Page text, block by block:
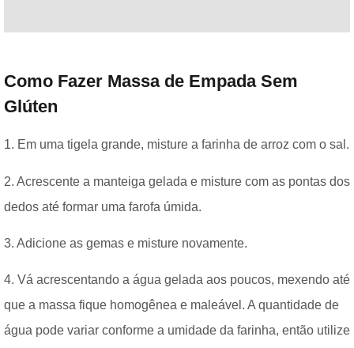
Como Fazer Massa de Empada Sem
Glúten
1. Em uma tigela grande, misture a farinha de arroz com o sal.
2. Acrescente a manteiga gelada e misture com as pontas dos
dedos até formar uma farofa úmida.
3. Adicione as gemas e misture novamente.
4. Vá acrescentando a água gelada aos poucos, mexendo até
que a massa fique homogênea e maleável. A quantidade de
água pode variar conforme a umidade da farinha, então utilize